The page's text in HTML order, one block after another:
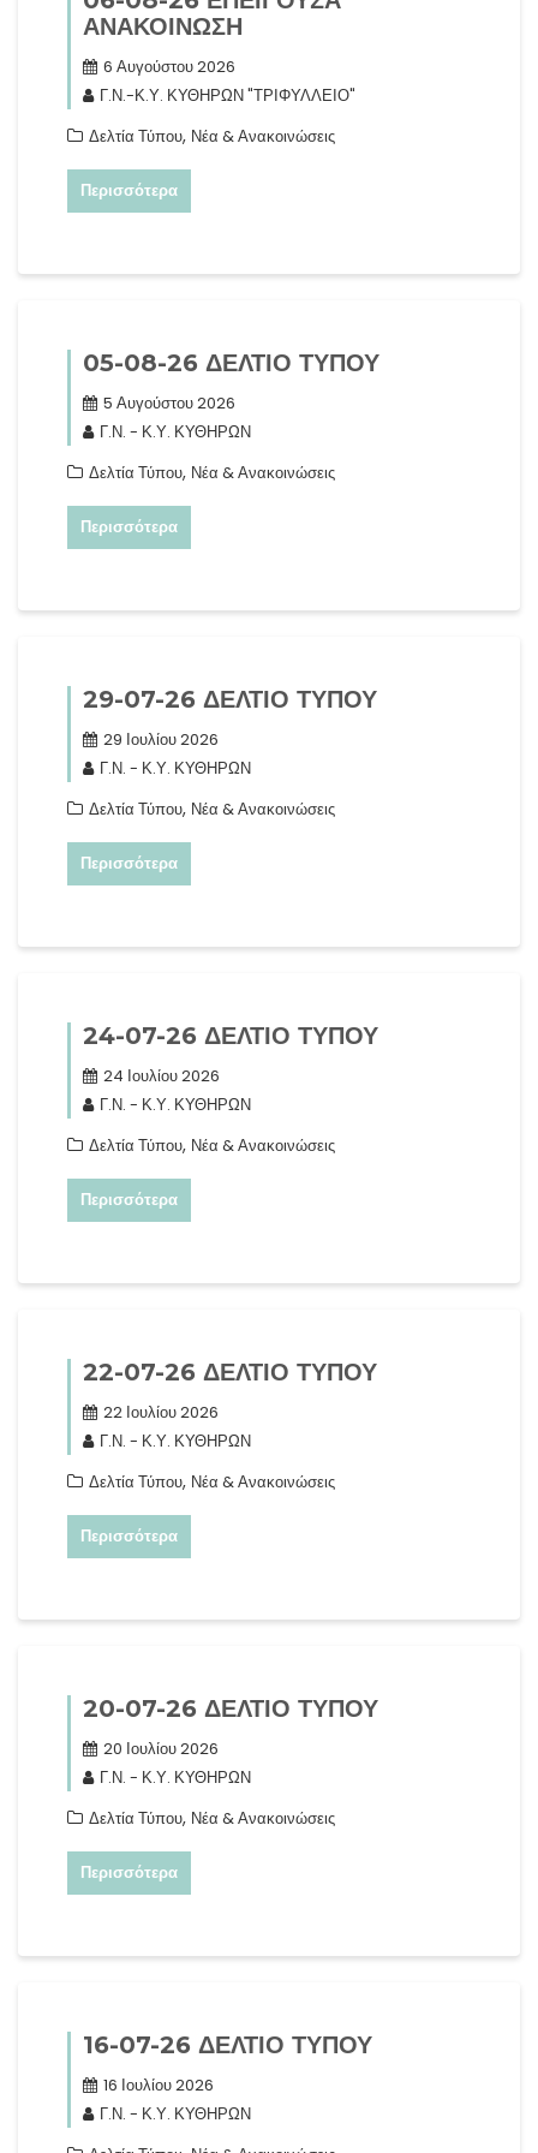
ΑΝΑΚΟΙΝΩΣΗ
6 Αυγούστου 2026
Γ.Ν.-Κ.Υ. ΚΥΘΗΡΩΝ "ΤΡΙΦΥΛΛΕΙΟ"
Δελτία Τύπου, Νέα & Ανακοινώσεις
Περισσότερα
05-08-26 ΔΕΛΤΙΟ ΤΥΠΟΥ
5 Αυγούστου 2026
Γ.Ν. - Κ.Υ. ΚΥΘΗΡΩΝ
Δελτία Τύπου, Νέα & Ανακοινώσεις
Περισσότερα
29-07-26 ΔΕΛΤΙΟ ΤΥΠΟΥ
29 Ιουλίου 2026
Γ.Ν. - Κ.Υ. ΚΥΘΗΡΩΝ
Δελτία Τύπου, Νέα & Ανακοινώσεις
Περισσότερα
24-07-26 ΔΕΛΤΙΟ ΤΥΠΟΥ
24 Ιουλίου 2026
Γ.Ν. - Κ.Υ. ΚΥΘΗΡΩΝ
Δελτία Τύπου, Νέα & Ανακοινώσεις
Περισσότερα
22-07-26 ΔΕΛΤΙΟ ΤΥΠΟΥ
22 Ιουλίου 2026
Γ.Ν. - Κ.Υ. ΚΥΘΗΡΩΝ
Δελτία Τύπου, Νέα & Ανακοινώσεις
Περισσότερα
20-07-26 ΔΕΛΤΙΟ ΤΥΠΟΥ
20 Ιουλίου 2026
Γ.Ν. - Κ.Υ. ΚΥΘΗΡΩΝ
Δελτία Τύπου, Νέα & Ανακοινώσεις
Περισσότερα
16-07-26 ΔΕΛΤΙΟ ΤΥΠΟΥ
16 Ιουλίου 2026
Γ.Ν. - Κ.Υ. ΚΥΘΗΡΩΝ